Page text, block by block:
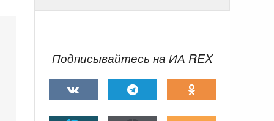
Подписывайтесь на ИА REX